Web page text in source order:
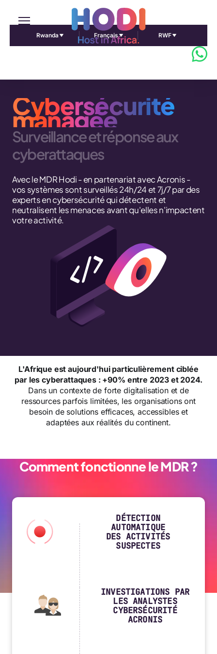
Rwanda Français RWF
Cybersécurité
managée
Surveillance et réponse aux
cyberattaques
Avec le MDR Hodi - en partenariat avec Acronis -
vos systèmes sont surveillés 24h/24 et 7j/7 par des
experts en cybersécurité qui détectent et
neutralisent les menaces avant qu'elles n'impactent
votre activité.
L'Afrique est aujourd'hui particulièrement ciblée
par les cyberattaques : +90% entre 2023 et 2024.
Dans un contexte de forte digitalisation et de
ressources parfois limitées, les organisations ont
besoin de solutions efficaces, accessibles et
adaptées aux réalités du continent.
Comment fonctionne le MDR ?
DÉTECTION
AUTOMATIQUE
DES ACTIVITÉS
SUSPECTES
INVESTIGATIONS PAR
LES ANALYSTES
CYBERSÉCURITÉ
ACRONIS